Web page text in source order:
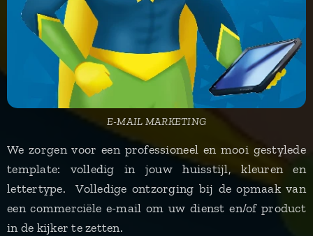
E-MAIL MARKETING
We zorgen voor een professioneel en mooi gestylede
template: volledig in jouw huisstijl, kleuren en
lettertype. Volledige ontzorging bij de opmaak van
een commerciële e-mail om uw dienst en/of product
in de kijker te zetten.